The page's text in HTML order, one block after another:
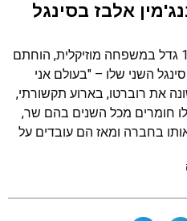
אלבז בסינגל
תכירו את בנג׳מין אלבז רק בן 18 גדל במשפחה מוזיקלית, הוחתם
השני שלו – "בעולם אני
פגש לראשונה את רוברטו, בארוע תקשורתי,
חומרים מכל השנים בהם שר,
בחברה ומאז הם עובדים על